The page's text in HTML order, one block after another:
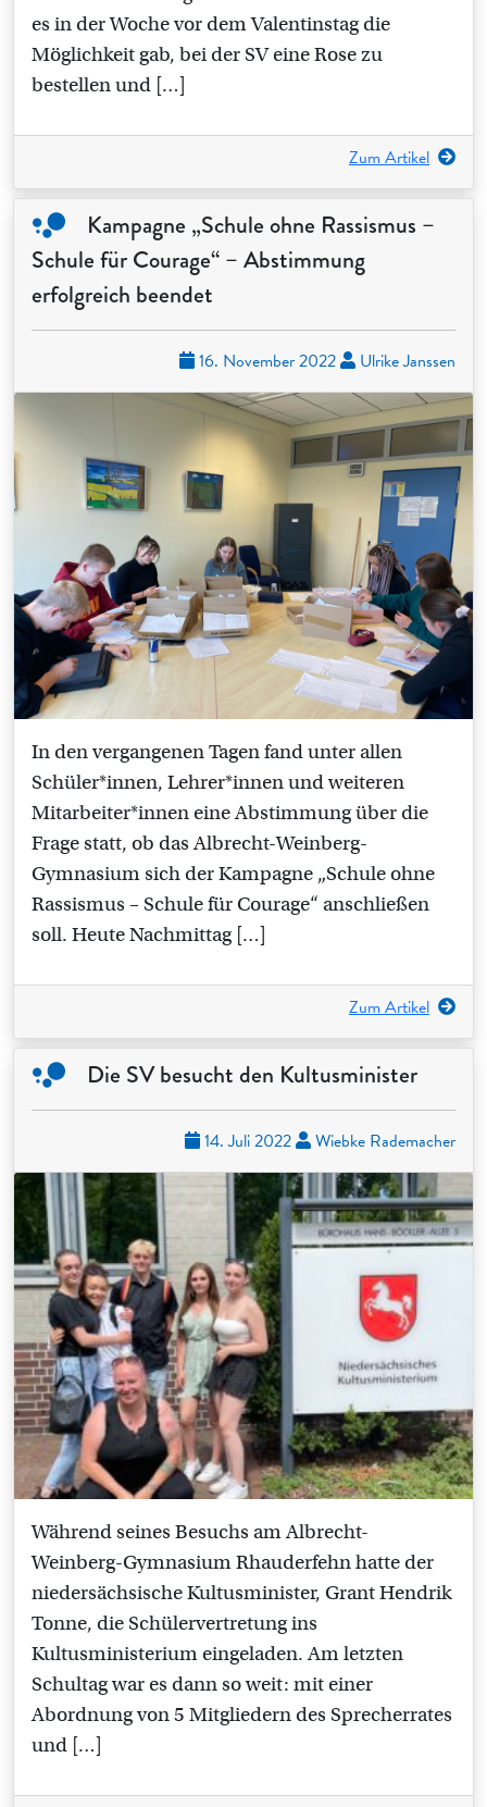
es in der Woche vor dem Valentinstag die
Möglichkeit gab, bei der SV eine Rose zu
bestellen und […]
Zum Artikel
Kampagne „Schule ohne Rassismus –
Schule für Courage“ – Abstimmung
erfolgreich beendet
16. November 2022 Ulrike Janssen
In den vergangenen Tagen fand unter allen
Schüler*innen, Lehrer*innen und weiteren
Mitarbeiter*innen eine Abstimmung über die
Frage statt, ob das Albrecht-Weinberg-
Gymnasium sich der Kampagne „Schule ohne
Rassismus – Schule für Courage“ anschließen
soll. Heute Nachmittag […]
Zum Artikel
Die SV besucht den Kultusminister
14. Juli 2022 Wiebke Rademacher
Während seines Besuchs am Albrecht-
Weinberg-Gymnasium Rhauderfehn hatte der
niedersächsische Kultusminister, Grant Hendrik
Tonne, die Schülervertretung ins
Kultusministerium eingeladen. Am letzten
Schultag war es dann so weit: mit einer
Abordnung von 5 Mitgliedern des Sprecherrates
und […]